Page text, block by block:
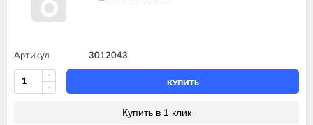
Артикул 3012043
КУПИТЬ
Купить в 1 клик